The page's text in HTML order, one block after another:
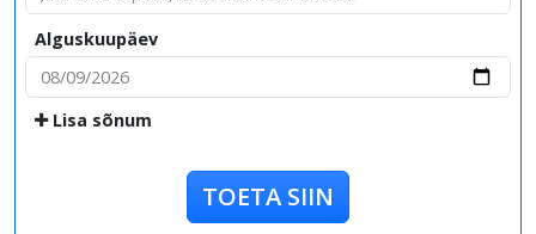
Alguskuupäev
Lisa sõnum
TOETA SIIN